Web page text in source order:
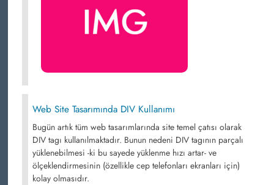
Web Site Tasarımında DIV Kullanımı
Bugün artık tüm web tasarımlarında site temel çatısı olarak
DIV tagı kullanılmaktadır. Bunun nedeni DIV tagının parçalı
yüklenebilmesi -ki bu sayede yüklenme hızı artar- ve
ölçeklendirmesinin (özellikle cep telefonları ekranları için)
kolay olmasıdır.